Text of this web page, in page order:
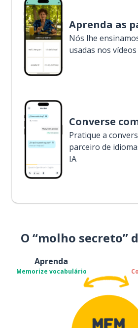
Aprenda as
Nós lhe
usadas nos vídeos
Converse
Pratique a
parceiro de
IA
O “molho secreto”
Aprenda
Memorize vocabulário